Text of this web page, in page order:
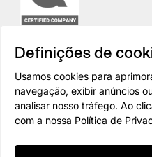
Definições de
Usamos cookies para
navegação, exibir anúncios
analisar nosso tráfego. Ao
com a nossa Política de
Todos os direitos reservados